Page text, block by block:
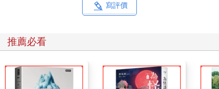
寫評價
推薦必看